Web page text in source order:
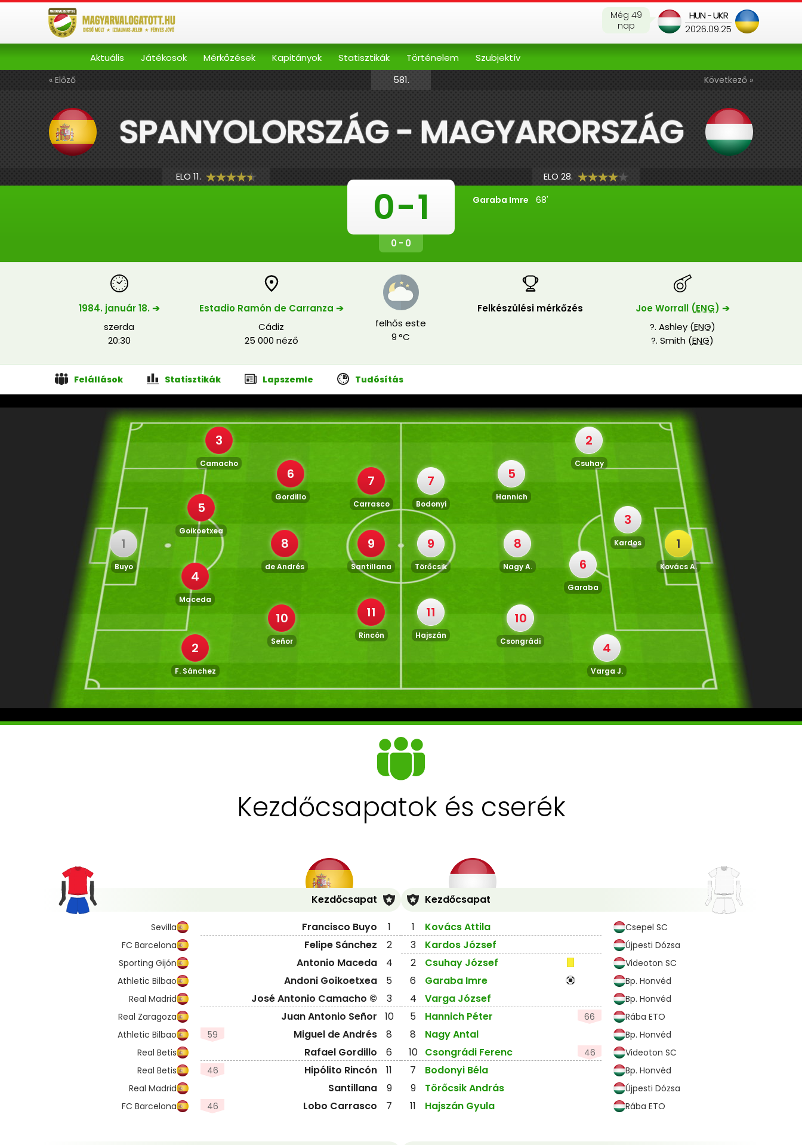
HUN - UKR
2026.09.25
Még 49
nap
Aktuális Játékosok Mérkőzések Kapitányok Statisztikák Történelem Szubjektív
« Előző 581. Következő »
SPANYOLORSZÁG - MAGYARORSZÁG
ELO 11. ELO 28.
0-1
0 - 0
Garaba Imre 68'
1984. január 18. ➔
szerda
20:30
Estadio Ramón de Carranza ➔
Cádiz
25 000 néző
felhős este
9 °C
Felkészülési mérkőzés Joe Worrall (ENG) ➔
?. Ashley (ENG)
?. Smith (ENG)
Felállások Statisztikák Lapszemle Tudósítás
1
Buyo
2
F. Sánchez
4
Maceda
5
Goikoetxea
3
Camacho
10
Señor
8
de Andrés
6
Gordillo
11
Rincón
9
Santillana
7
Carrasco
1
Kovács A.
3
Kardos
2
Csuhay
6
Garaba
4
Varga J.
5
Hannich
8
Nagy A.
10
Csongrádi
7
Bodonyi
9
Törőcsik
11
Hajszán
Kezdőcsapatok és cserék
Sevilla
FC Barcelona
Sporting Gijón
Athletic Bilbao
Real Madrid
Real Zaragoza
Athletic Bilbao
Real Betis
Real Betis
Real Madrid
FC Barcelona
Kezdőcsapat
1
Francisco Buyo
2
Felipe Sánchez
4
Antonio Maceda
5
Andoni Goikoetxea
3
José Antonio Camacho ©
10
Juan Antonio Señor
8
Miguel de Andrés
59
6
Rafael Gordillo
11
Hipólito Rincón
46
9
Santillana
7
Lobo Carrasco
46
Csepel SC
Újpesti Dózsa
Videoton SC
Bp. Honvéd
Bp. Honvéd
Rába ETO
Bp. Honvéd
Videoton SC
Bp. Honvéd
Újpesti Dózsa
Rába ETO
Kezdőcsapat
1
Kovács Attila
3
Kardos József
2
Csuhay József
6
Garaba Imre
4
Varga József
5
Hannich Péter 66
8
Nagy Antal
10 Csongrádi Ferenc 46
7
Bodonyi Béla
9
Törőcsik András
11
Hajszán Gyula